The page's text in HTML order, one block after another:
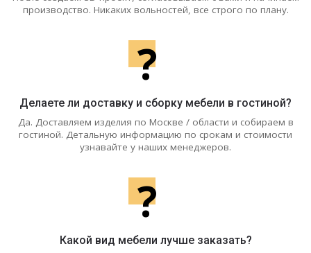
производство. Никаких вольностей, все строго по плану.
?
Делаете ли доставку и сборку мебели в гостиной?
Да. Доставляем изделия по Москве / области и собираем в
гостиной. Детальную информацию по срокам и стоимости
узнавайте у наших менеджеров.
?
Какой вид мебели лучше заказать?